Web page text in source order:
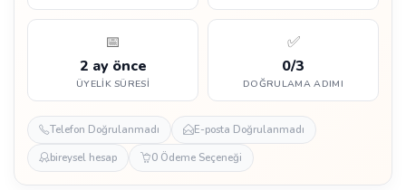
📅
2 ay önce
ÜYELIK SÜRESI
✅
0/3
DOĞRULAMA ADIMI
Telefon Doğrulanmadı
E-posta Doğrulanmadı
bireysel hesap
0 Ödeme Seçeneği